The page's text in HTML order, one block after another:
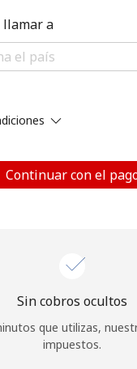
en este sitio web,
¡Hola!
llamar a
Continuar con el
Sin cobros ocultos
que utilizas,
impuestos.